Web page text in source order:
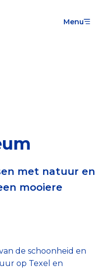
Menu
keurmerk
van een goed doel
Checklist
met natuur en
mooiere
de schoonheid en
op Texel en